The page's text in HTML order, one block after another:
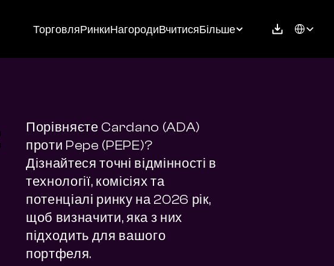
ТорговляРинкиНагородиВчитисяБільше Select
Порівняєте Cardano (ADA)
проти Pepe (PEPE)?
Дізнайтеся точні відмінності в
технології, комісіях та
потенціалі ринку на 2026 рік,
щоб визначити, яка з них
підходить для вашого
портфеля.